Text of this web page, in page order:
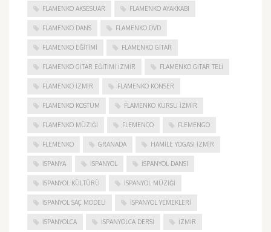
FLAMENKO AKSESUAR FLAMENKO AYAKKABI
FLAMENKO DANS FLAMENKO DVD
FLAMENKO EĞITIMI FLAMENKO GITAR
FLAMENKO GITAR EĞITIMI İZMIR FLAMENKO GITAR TELI
FLAMENKO IZMIR FLAMENKO KONSER
FLAMENKO KOSTÜM FLAMENKO KURSU İZMIR
FLAMENKO MÜZIĞI FLEMENCO FLEMENGO
FLEMENKO GRANADA HAMILE YOGASI İZMIR
ISPANYA İSPANYOL İSPANYOL DANSI
İSPANYOL KÜLTÜRÜ İSPANYOL MÜZIĞI
İSPANYOL SAÇ MODELI İSPANYOL YEMEKLERI
İSPANYOLCA İSPANYOLCA DERSI IZMIR